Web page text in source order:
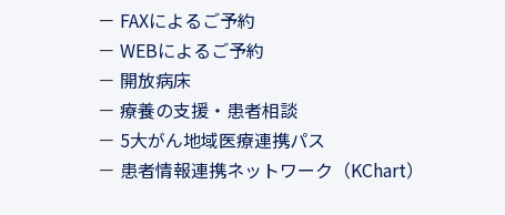
FAXによるご予約
WEBによるご予約
開放病床
療養の支援・患者相談
5大がん地域医療連携パス
患者情報連携ネットワーク（KChart）